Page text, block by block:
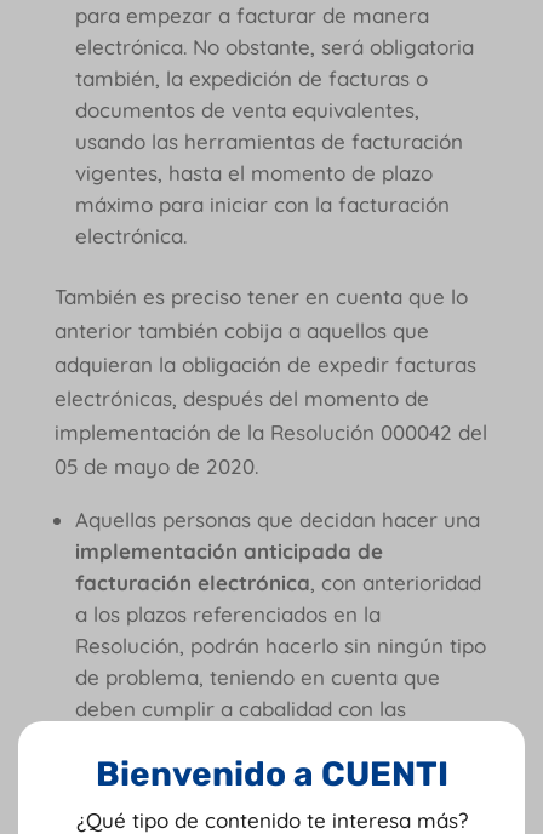
para empezar a facturar de manera
electrónica. No obstante, será obligatoria
también, la expedición de facturas o
documentos de venta equivalentes,
usando las herramientas de facturación
vigentes, hasta el momento de plazo
máximo para iniciar con la facturación
electrónica.
También es preciso tener en cuenta que lo
anterior también cobija a aquellos que
adquieran la obligación de expedir facturas
electrónicas, después del momento de
implementación de la Resolución 000042 del
05 de mayo de 2020.
Aquellas personas que decidan hacer una
implementación anticipada de
facturación electrónica, con anterioridad
a los plazos referenciados en la
Resolución, podrán hacerlo sin ningún tipo
de problema, teniendo en cuenta que
deben cumplir a cabalidad con las
22 al 32 de la Resolución 000042 del 5 de
Bienvenido a CUENTI
¿Qué tipo de contenido te interesa más?